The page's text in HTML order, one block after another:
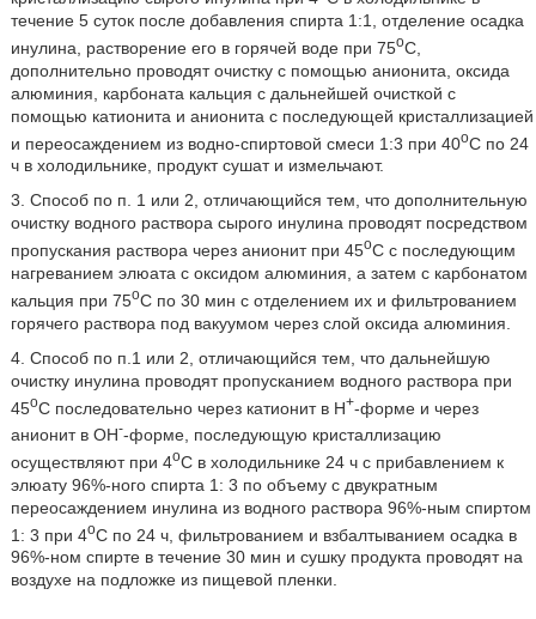
течение 5 суток после добавления спирта 1:1, отделение осадка
инулина, растворение его в горячей воде при 75oС,
дополнительно проводят очистку с помощью анионита, оксида
алюминия, карбоната кальция с дальнейшей очисткой с
помощью катионита и анионита с последующей кристаллизацией
и переосаждением из водно-спиртовой смеси 1:3 при 40oС по 24
ч в холодильнике, продукт сушат и измельчают.
3. Способ по п. 1 или 2, отличающийся тем, что дополнительную
очистку водного раствора сырого инулина проводят посредством
пропускания раствора через анионит при 45oС с последующим
нагреванием элюата с оксидом алюминия, а затем с карбонатом
кальция при 75oС по 30 мин с отделением их и фильтрованием
горячего раствора под вакуумом через слой оксида алюминия.
4. Способ по п.1 или 2, отличающийся тем, что дальнейшую
очистку инулина проводят пропусканием водного раствора при
45oС последовательно через катионит в H+-форме и через
анионит в OH--форме, последующую кристаллизацию
осуществляют при 4oС в холодильнике 24 ч с прибавлением к
элюату 96%-ного спирта 1: 3 по объему с двукратным
переосаждением инулина из водного раствора 96%-ным спиртом
1: 3 при 4oС по 24 ч, фильтрованием и взбалтыванием осадка в
96%-ном спирте в течение 30 мин и сушку продукта проводят на
воздухе на подложке из пищевой пленки.